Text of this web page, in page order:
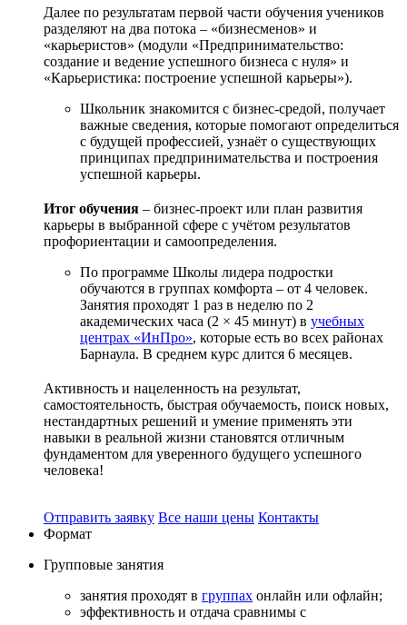
Далее по результатам первой части обучения учеников
разделяют на два потока – «бизнесменов» и
«карьеристов» (модули «Предпринимательство:
создание и ведение успешного бизнеса с нуля» и
«Карьеристика: построение успешной карьеры»).
Школьник знакомится с бизнес-средой, получает
важные сведения, которые помогают определиться
с будущей профессией, узнаёт о существующих
принципах предпринимательства и построения
успешной карьеры.
Итог обучения – бизнес-проект или план развития
карьеры в выбранной сфере с учётом результатов
профориентации и самоопределения.
По программе Школы лидера подростки
обучаются в группах комфорта – от 4 человек.
Занятия проходят 1 раз в неделю по 2
академических часа (2 × 45 минут) в учебных
центрах «ИнПро», которые есть во всех районах
Барнаула. В среднем курс длится 6 месяцев.
Активность и нацеленность на результат,
самостоятельность, быстрая обучаемость, поиск новых,
нестандартных решений и умение применять эти
навыки в реальной жизни становятся отличным
фундаментом для уверенного будущего успешного
человека!
Отправить заявку Все наши цены Контакты
Формат
Групповые занятия
занятия проходят в группах онлайн или офлайн;
эффективность и отдача сравнимы с